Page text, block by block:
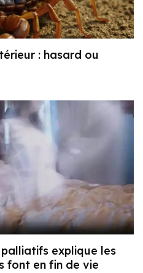
: hasard ou
palliatifs explique les
font en fin de vie